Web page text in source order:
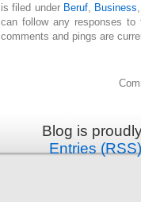
is filed under Beruf, Business
can follow any responses
comments and pings are
Blog is
Entries (RSS)